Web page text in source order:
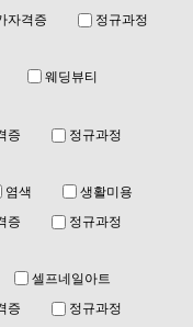
자격증
정규과정
웨딩뷰티
증
정규과정
염색 생활미용
증
정규과정
셀프네일아트
증
정규과정